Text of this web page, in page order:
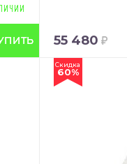
55 480
Скидка
60%